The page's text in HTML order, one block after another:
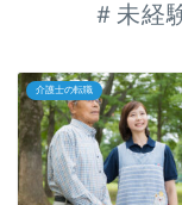
＃未経
介護士の転職